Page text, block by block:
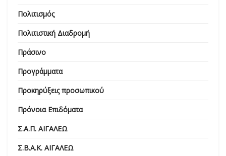
Πολιτισμός
Πολιτιστική Διαδρομή
Πράσινο
Προγράμματα
Προκηρύξεις προσωπικού
Πρόνοια Επιδόματα
Σ.Α.Π. ΑΙΓΑΛΕΩ
Σ.Β.Α.Κ. ΑΙΓΑΛΕΩ